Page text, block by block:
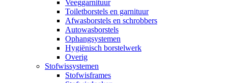
Veeggarnituur
Toiletborstels en garnituur
Afwasborstels en schrobbers
Autowasborstels
Ophangsystemen
Hygiënisch borstelwerk
Overig
Stofwissystemen
Stofwisframes